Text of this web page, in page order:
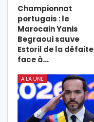
Championnat
portugais : le
Marocain Yanis
Begraoui sauve
Estoril de la défaite
face à…
A LA UNE